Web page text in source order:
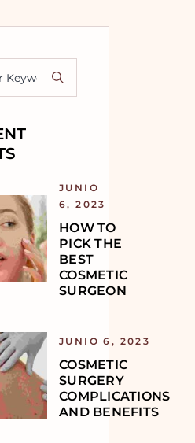
HOW TO
PICK THE
BEST
COSMETIC
SURGEON
JUNIO
6, 2023
COSMETIC
SURGERY
COMPLICATIONS
AND BENEFITS
JUNIO 6, 2023